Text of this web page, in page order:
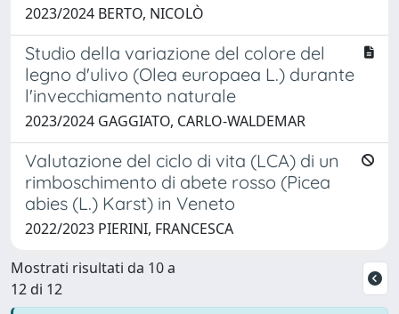
2023/2024 BERTO, NICOLÒ
Studio della variazione del colore del
legno d'ulivo (Olea europaea L.) durante
l'invecchiamento naturale
2023/2024 GAGGIATO, CARLO-WALDEMAR
Valutazione del ciclo di vita (LCA) di un
rimboschimento di abete rosso (Picea
abies (L.) Karst) in Veneto
2022/2023 PIERINI, FRANCESCA
Mostrati risultati da 10 a
12 di 12